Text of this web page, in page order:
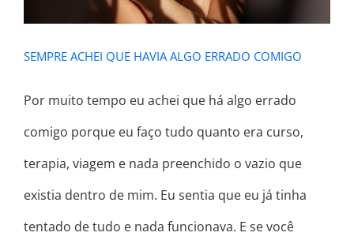
SEMPRE ACHEI QUE HAVIA ALGO ERRADO COMIGO
Por muito tempo eu achei que há algo errado
comigo porque eu faço tudo quanto era curso,
terapia, viagem e nada preenchido o vazio que
existia dentro de mim. Eu sentia que eu já tinha
tentado de tudo e nada funcionava. E se você